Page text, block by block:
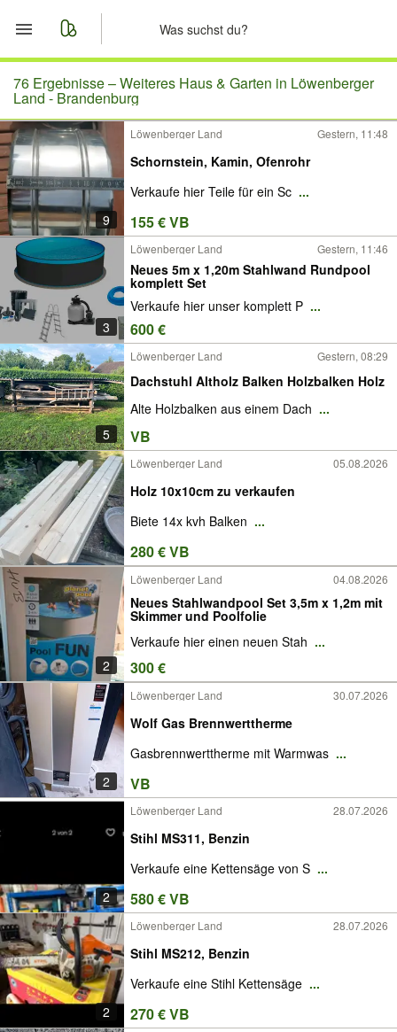
Start
Merkliste
Nachrichten
Anzeige aufgeben
76 Ergebnisse –Weiteres Haus & Garten in Löwenberger
Land - Brandenburg
9
Löwenberger Land Gestern, 11:48
Schornstein, Kamin, Ofenrohr
Verkaufe hier Teile für ein Sc ...
155 € VB
3
Löwenberger Land Gestern, 11:46
Neues 5m x 1,20m Stahlwand Rundpool
komplett Set
Verkaufe hier unser komplett P ...
600 €
5
Löwenberger Land Gestern, 08:29
Dachstuhl Altholz Balken Holzbalken Holz
Alte Holzbalken aus einem Dach ...
VB
Löwenberger Land 05.08.2026
Holz 10x10cm zu verkaufen
Biete 14x kvh Balken ...
280 € VB
2
Löwenberger Land 04.08.2026
Neues Stahlwandpool Set 3,5m x 1,2m mit
Skimmer und Poolfolie
Verkaufe hier einen neuen Stah ...
300 €
2
Löwenberger Land 30.07.2026
Wolf Gas Brennwerttherme
Gasbrennwerttherme mit Warmwas ...
VB
2
Löwenberger Land 28.07.2026
Stihl MS311, Benzin
Verkaufe eine Kettensäge von S ...
580 € VB
2
Löwenberger Land 28.07.2026
Stihl MS212, Benzin
Verkaufe eine Stihl Kettensäge ...
270 € VB